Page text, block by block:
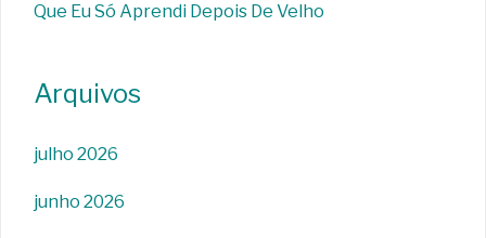
Que Eu Só Aprendi Depois De Velho
Arquivos
julho 2026
junho 2026